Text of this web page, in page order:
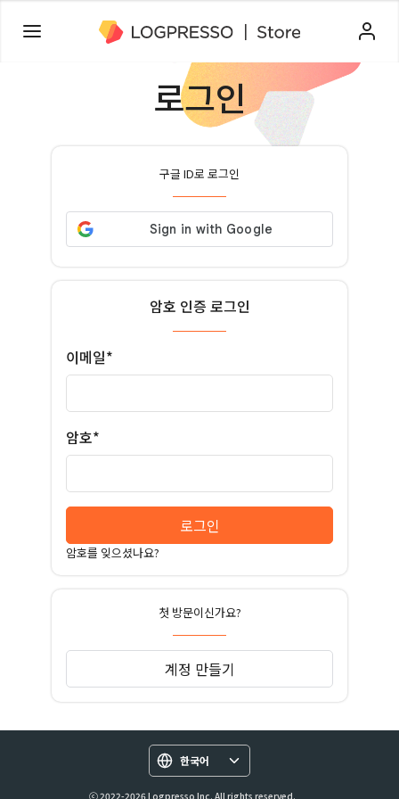
로그인
구글 ID로 로그인
암호 인증 로그인
이메일*
암호*
로그인
암호를 잊으셨나요?
첫 방문이신가요?
계정 만들기
한국어
ⓒ 2022-2026 Logpresso Inc. All rights reserved.